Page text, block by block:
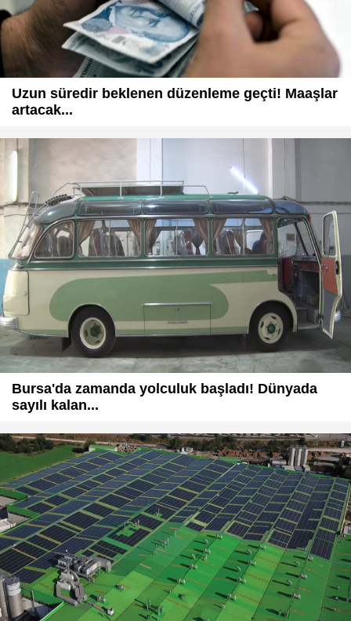
Uzun süredir beklenen düzenleme geçti! Maaşlar
artacak...
Bursa'da zamanda yolculuk başladı! Dünyada
sayılı kalan...